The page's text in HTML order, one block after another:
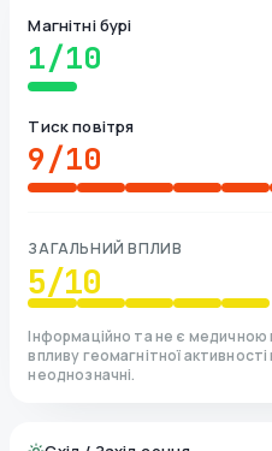
Магнітні бурі
1/10
Тиск повітря
9/10
ЗАГАЛЬНИЙ ВПЛИВ
5/10
Інформаційно та не є медичною
впливу геомагнітної
неоднозначні.